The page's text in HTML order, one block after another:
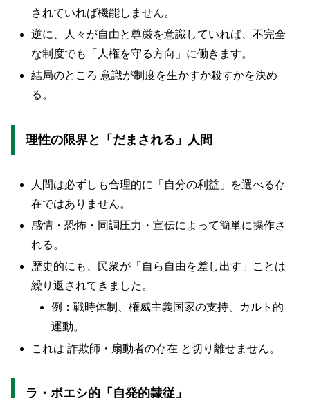
されていれば機能しません。
逆に、人々が自由と尊厳を意識していれば、不完全
な制度でも「人権を守る方向」に働きます。
結局のところ 意識が制度を生かすか殺すかを決め
る。
理性の限界と「だまされる」人間
人間は必ずしも合理的に「自分の利益」を選べる存
在ではありません。
感情・恐怖・同調圧力・宣伝によって簡単に操作さ
れる。
歴史的にも、民衆が「自ら自由を差し出す」ことは
繰り返されてきました。
例：戦時体制、権威主義国家の支持、カルト的
運動。
これは 詐欺師・扇動者の存在 と切り離せません。
ラ・ボエシ的「自発的隷従」